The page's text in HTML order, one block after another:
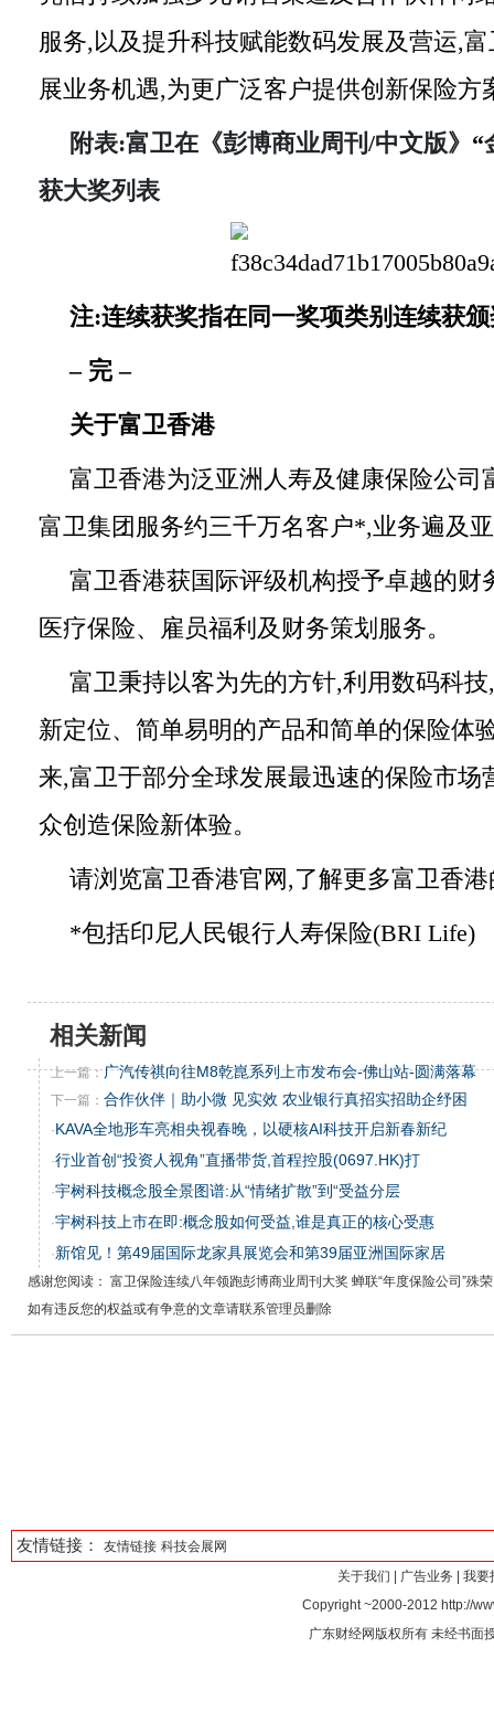
服务,以及提升科技赋能数码发展及营运,
展业务机遇,为更广泛客户提供创新保险方
附表:富卫在《彭博商业周刊 /中文版》 “
获大奖列表
注:连续获奖指在同一奖项类别连续获颁
– 完 –
关于富卫香港
富卫香港为泛亚洲人寿及健康保险公司
富卫集团服务约三千万名客户*,业务遍及
富卫香港获国际评级机构授予卓越的财
医疗保险、雇员福利及财务策划服务。
富卫秉持以客为先的方针,利用数码科
新定位、简单易明的产品和简单的保险体
来,富卫于部分全球发展最迅速的保险市场
众创造保险新体验。
请浏览富卫香港官网,了解更多富卫香
*包括印尼人民银行人寿保险(BRI Life)
相关新闻
上一篇：广汽传祺向往M8乾崑系列上市发布会-佛山站-圆满落幕
下一篇： 合作伙伴｜助小微 见实效 农业银行真招实招助企纾困
·KAVA全地形车亮相央视春晚，以硬核AI科技开启新春新纪
·行业首创“投资人视角”直播带货,首程控股(0697.HK)打
·宇树科技概念股全景图谱:从“情绪扩散”到“受益分层
·宇树科技上市在即:概念股如何受益,谁是真正的核心受惠
·新馆见！第49届国际龙家具展览会和第39届亚洲国际家居
感谢您阅读： 富卫保险连续八年领跑彭博商业周刊大奖 蝉联“年度保险公司”殊荣
如有违反您的权益或有争意的文章请联系管理员删除
友情链接： 友情链接 科技会展网
关于我们
广告业务
我要
Copyright ~2000-2012 http://
广东财经网版权所有 未经书面